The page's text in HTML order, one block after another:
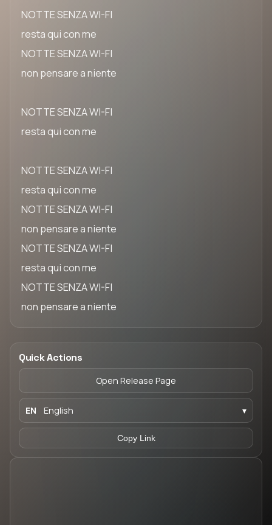
Quick Actions
Open Release Page
EN English ▾
Copy Link
NOTTE SENZA WI-FI
resta qui con me
NOTTE SENZA WI-FI
non pensare a niente
NOTTE SENZA WI-FI
resta qui con me
NOTTE SENZA WI-FI
resta qui con me
NOTTE SENZA WI-FI
non pensare a niente
NOTTE SENZA WI-FI
resta qui con me
NOTTE SENZA WI-FI
non pensare a niente